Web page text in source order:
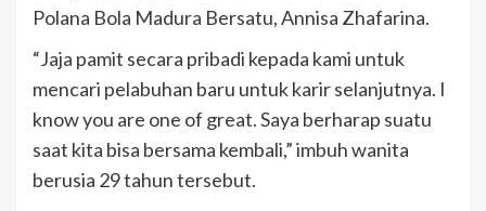
Polana Bola Madura Bersatu, Annisa Zhafarina.
“Jaja pamit secara pribadi kepada kami untuk
mencari pelabuhan baru untuk karir selanjutnya. I
know you are one of great. Saya berharap suatu
saat kita bisa bersama kembali,” imbuh wanita
berusia 29 tahun tersebut.